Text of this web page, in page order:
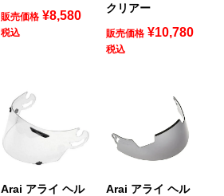
販売価格 ¥8,580
税込
クリアー
販売価格 ¥10,780
税込
Arai アライ ヘル
Arai アライ ヘル